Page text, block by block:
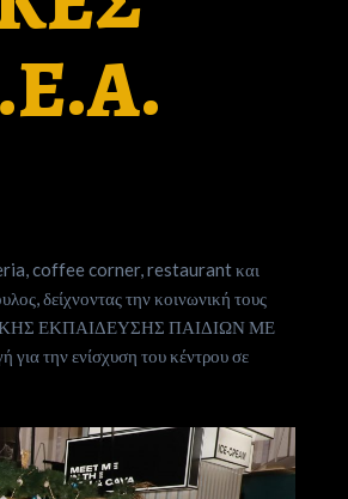
coffee corner, restaurant και
δείχνοντας την κοινωνική τους
ΕΚΠΑΙΔΕΥΣΗΣ ΠΑΙΔΙΩΝ ΜΕ
την ενίσχυση του κέντρου σε